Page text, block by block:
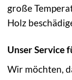
große
Holz
Unser Service
Wir möchten,